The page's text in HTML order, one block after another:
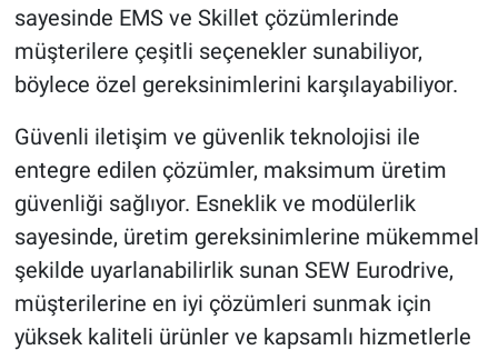
sayesinde EMS ve Skillet çözümlerinde
müşterilere çeşitli seçenekler sunabiliyor,
böylece özel gereksinimlerini karşılayabiliyor.
Güvenli iletişim ve güvenlik teknolojisi ile
entegre edilen çözümler, maksimum üretim
güvenliği sağlıyor. Esneklik ve modülerlik
sayesinde, üretim gereksinimlerine mükemmel
şekilde uyarlanabilirlik sunan SEW Eurodrive,
müşterilerine en iyi çözümleri sunmak için
yüksek kaliteli ürünler ve kapsamlı hizmetlerle